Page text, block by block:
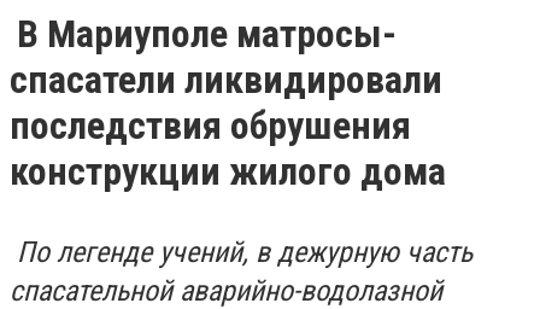
В Мариуполе матросы-
спасатели ликвидировали
последствия обрушения
конструкции жилого дома
По легенде учений, в дежурную часть
спасательной аварийно-водолазной